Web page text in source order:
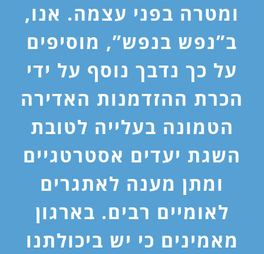
ומטרה בפני עצמה. אנו,
ב”נפש בנפש”, מוסיפים
על כך נדבך נוסף על ידי
הכרת ההזדמנות האדירה
הטמונה בעלייה לטובת
השגת יעדים אסטרטגיים
ומתן מענה לאתגרים
לאומיים רבים. בארגון
מאמינים כי יש ביכולתנו